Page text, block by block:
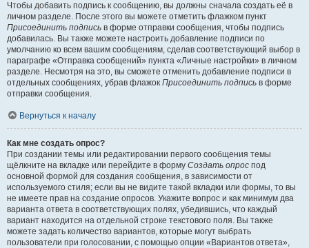
Чтобы добавить подпись к сообщению, вы должны сначала создать её в
личном разделе. После этого вы можете отметить флажком пункт
Присоединить подпись в форме отправки сообщения, чтобы подпись
добавилась. Вы также можете настроить добавление подписи по
умолчанию ко всем вашим сообщениям, сделав соответствующий выбор в
параграфе «Отправка сообщений» пункта «Личные настройки» в личном
разделе. Несмотря на это, вы сможете отменить добавление подписи в
отдельных сообщениях, убрав флажок Присоединить подпись в форме
отправки сообщения.
Вернуться к началу
Как мне создать опрос?
При создании темы или редактировании первого сообщения темы
щёлкните на вкладке или перейдите в форму Создать опрос под
основной формой для создания сообщения, в зависимости от
используемого стиля; если вы не видите такой вкладки или формы, то вы
не имеете прав на создание опросов. Укажите вопрос и как минимум два
варианта ответа в соответствующих полях, убедившись, что каждый
вариант находится на отдельной строке текстового поля. Вы также
можете задать количество вариантов, которые могут выбрать
пользователи при голосовании, с помощью опции «Вариантов ответа»,